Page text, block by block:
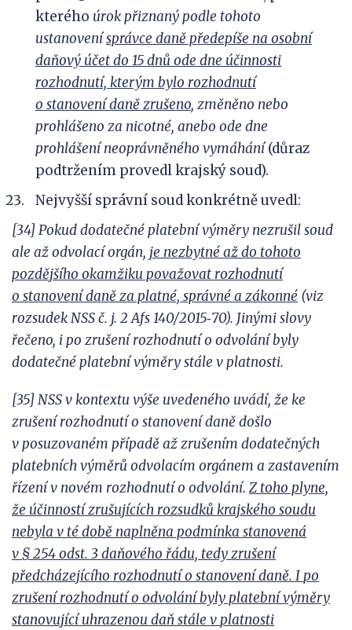
kterého úrok přiznaný podle tohoto
ustanovenísprávce daně předepíše na osobní
daňový účet do 15 dnů ode dne účinnosti
rozhodnutí, kterým bylo rozhodnutí
o stanovení daně zrušeno, změněno nebo
prohlášeno za nicotné, anebo ode dne
prohlášení neoprávněného vymáhání(důraz
podtržením provedl krajský soud).
Nejvyšší správní soud konkrétně uvedl:
[34] Pokud dodatečné platební výměry nezrušil soud
ale až odvolací orgán, je nezbytné až do tohoto
pozdějšího okamžiku považovat rozhodnutí
o stanovení daně za platné, správné a zákonné (viz
rozsudek NSS č. j. 2 Afs140/2015‑70). Jinými slovy
řečeno, ipo zrušení rozhodnutí o odvolání byly
dodatečné platební výměry stále vplatnosti.
[35] NSS vkontextu výše uvedeného uvádí, že ke
zrušení rozhodnutí o stanovení daně došlo
vposuzovaném případě až zrušením dodatečných
platebních výměrů odvolacím orgánem a zastavením
řízení v novém rozhodnutío odvolání. Z toho plyne,
že účinností zrušujících rozsudků krajského soudu
nebyla v té době naplněna podmínka stanovená
v§254 odst. 3 daňového řádu, tedy zrušení
předcházejícího rozhodnutí o stanovení daně. Ipo
zrušení rozhodnutí o odvolání byly platební výměry
stanovující uhrazenou daň stále vplatnosti